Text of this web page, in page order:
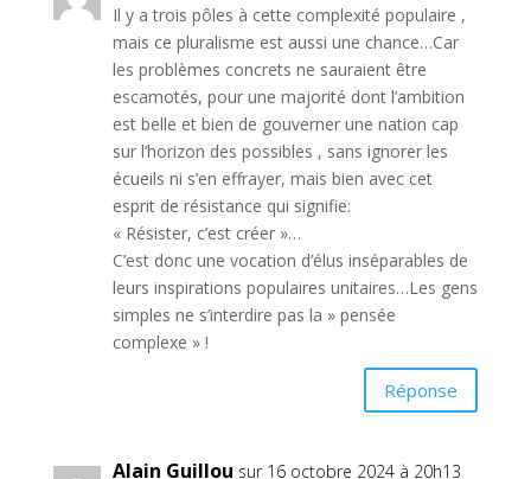
Il y a trois pôles à cette complexité populaire ,
mais ce pluralisme est aussi une chance…Car
les problèmes concrets ne sauraient être
escamotés, pour une majorité dont l’ambition
est belle et bien de gouverner une nation cap
sur l’horizon des possibles , sans ignorer les
écueils ni s’en effrayer, mais bien avec cet
esprit de résistance qui signifie:
« Résister, c’est créer »…
C’est donc une vocation d’élus inséparables de
leurs inspirations populaires unitaires…Les gens
simples ne s’interdire pas la » pensée
complexe » !
Réponse
Alain Guillou sur 16 octobre 2024 à 20h13